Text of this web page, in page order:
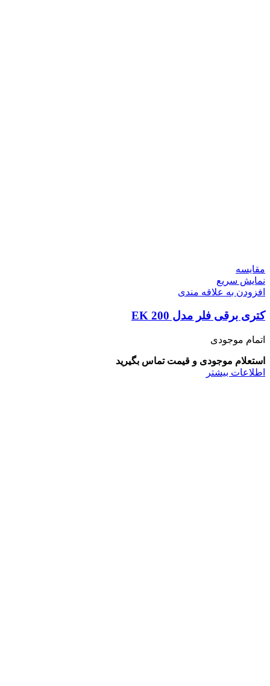
مقايسه
نمایش سریع
افزودن به علاقه مندی
کتری برقی فلر مدل EK 200
اتمام موجودی
استعلام موجودی و قیمت تماس بگیرید
اطلاعات بیشتر